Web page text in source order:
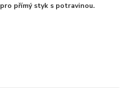
přímý styk s potravinou.